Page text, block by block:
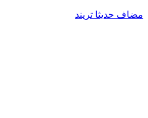
مضاف حديثا تريند